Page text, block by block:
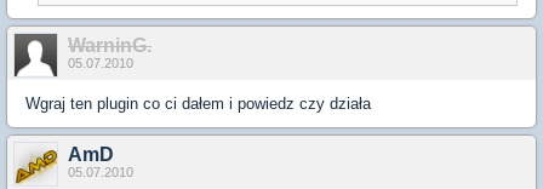
WarninG.
05.07.2010
Wgraj ten plugin co ci dałem i powiedz czy działa
AmD
05.07.2010